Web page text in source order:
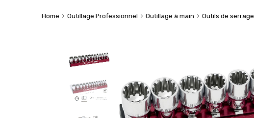
Home Outillage Professionnel Outillage à main Outils de serrage